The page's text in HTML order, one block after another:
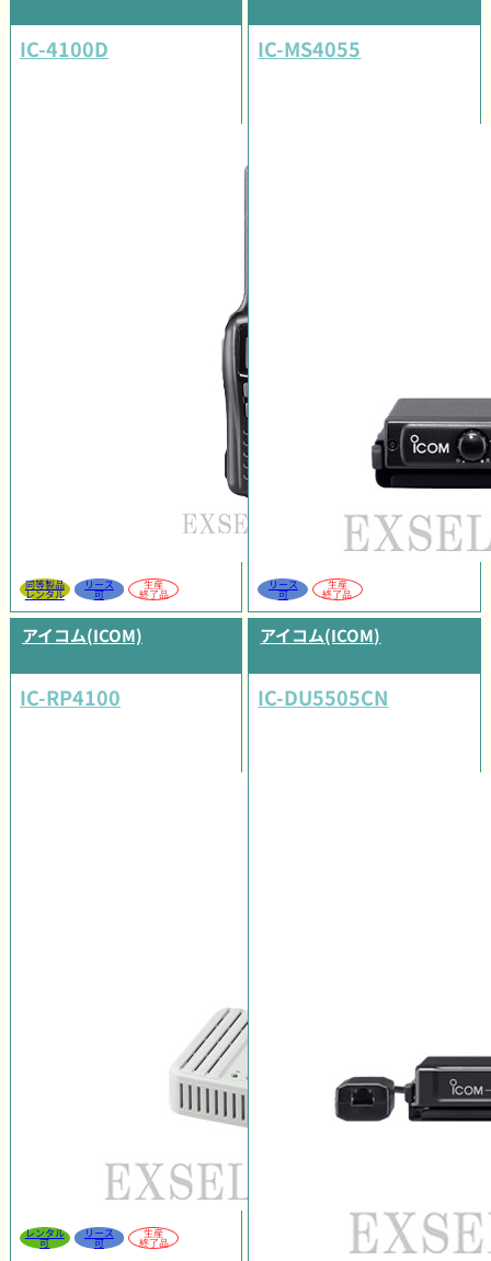
IC-4100D
同等製品
レンタル
リース
可
生産
終了品
IC-MS4055
リース
可
生産
終了品
アイコム(ICOM)
IC-RP4100
レンタル
可
リース
可
生産
終了品
アイコム(ICOM)
IC-DU5505CN